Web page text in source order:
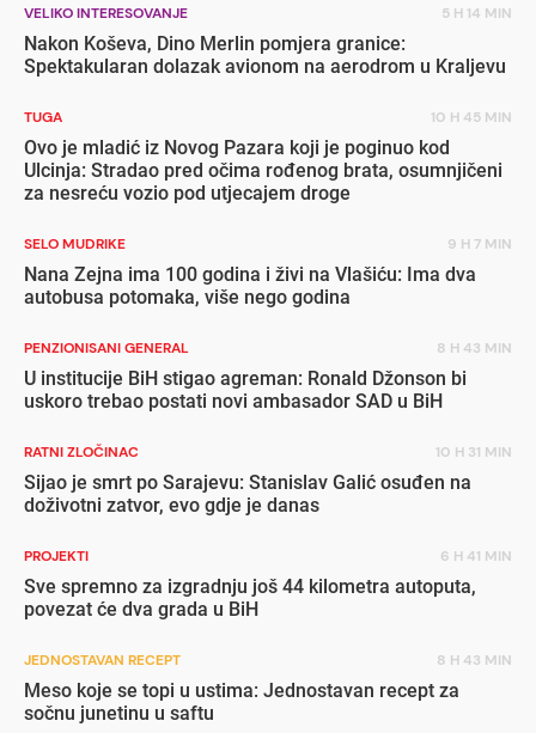
VELIKO INTERESOVANJE 5 H 14 MIN
Nakon Koševa, Dino Merlin pomjera granice:
Spektakularan dolazak avionom na aerodrom u Kraljevu
TUGA 10 H 45 MIN
Ovo je mladić iz Novog Pazara koji je poginuo kod
Ulcinja: Stradao pred očima rođenog brata, osumnjičeni
za nesreću vozio pod utjecajem droge
SELO MUDRIKE 9 H 7 MIN
Nana Zejna ima 100 godina i živi na Vlašiću: Ima dva
autobusa potomaka, više nego godina
PENZIONISANI GENERAL 8 H 43 MIN
U institucije BiH stigao agreman: Ronald Džonson bi
uskoro trebao postati novi ambasador SAD u BiH
RATNI ZLOČINAC 10 H 31 MIN
Sijao je smrt po Sarajevu: Stanislav Galić osuđen na
doživotni zatvor, evo gdje je danas
PROJEKTI 6 H 41 MIN
Sve spremno za izgradnju još 44 kilometra autoputa,
povezat će dva grada u BiH
JEDNOSTAVAN RECEPT 8 H 43 MIN
Meso koje se topi u ustima: Jednostavan recept za
sočnu junetinu u saftu